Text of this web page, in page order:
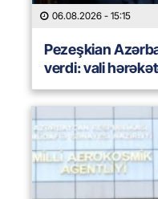
06.08.2026 - 15:15
Pezeşkian
verdi: vali